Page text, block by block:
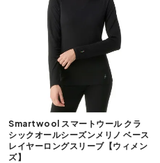
Smartwool スマートウール クラ
シックオールシーズンメリノ ベース
レイヤーロングスリーブ【ウィメン
ズ】